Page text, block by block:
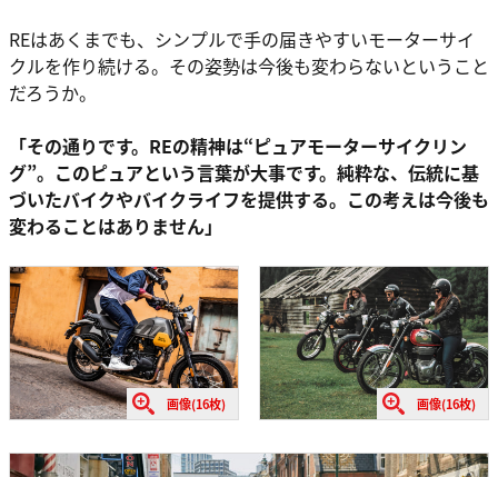
REはあくまでも、シンプルで手の届きやすいモーターサイ
クルを作り続ける。その姿勢は今後も変わらないということ
だろうか。
「その通りです。REの精神は“ピュアモーターサイクリン
グ”。このピュアという言葉が大事です。純粋な、伝統に基
づいたバイクやバイクライフを提供する。この考えは今後も
変わることはありません」
画像(16枚) 画像(16枚)